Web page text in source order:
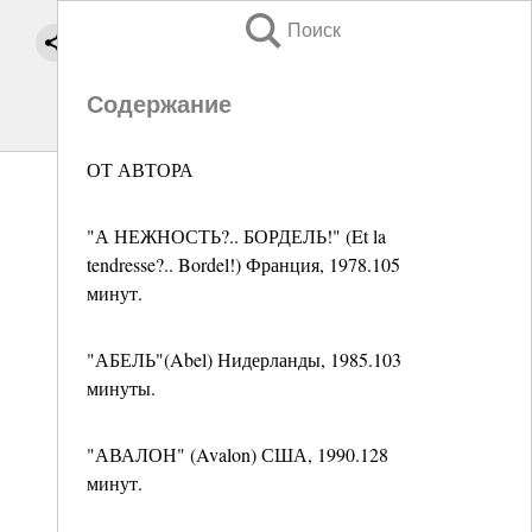
Поиск
Содержание
ОТ АВТОРА
"А НЕЖНОСТЬ?.. БОРДЕЛЬ!" (Et la
tendresse?.. Bordel!) Франция, 1978.105
минут.
"АБЕЛЬ"(Abel) Нидерланды, 1985.103
минуты.
"АВАЛОН" (Avalon) США, 1990.128
минут.